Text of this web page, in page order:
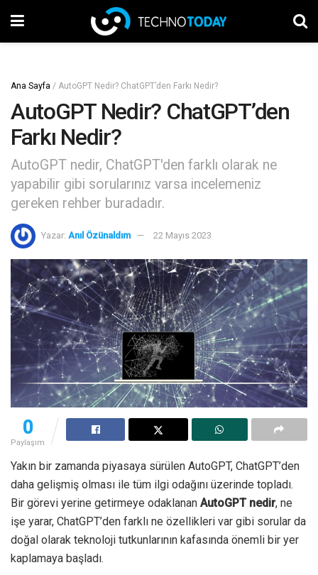
Ana Sayfa / AutoGPT Nedir? ChatGPT’den Farkı Nedir?
AutoGPT Nedir? ChatGPT’den
Farkı Nedir?
AutoGPT nedir, ChatGPT'den farklı olarak ne
yapabilir gibi sorularınız varsa incelemeniz
gereken rehber buradadır.
Yazar: Anıl Özünaldım 22 Mayıs 2023
0
Paylaşım
Yakın bir zamanda piyasaya sürülen AutoGPT, ChatGPT’den
daha gelişmiş olması ile tüm ilgi odağını üzerinde topladı.
Bir görevi yerine getirmeye odaklanan AutoGPT nedir, ne
işe yarar, ChatGPT’den farklı ne özellikleri var gibi sorular da
doğal olarak teknoloji tutkunlarının kafasında önemli bir yer
kaplamaya başladı.